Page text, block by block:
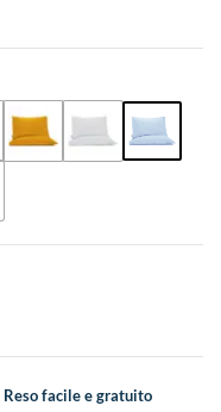
Reso facile e gratuito